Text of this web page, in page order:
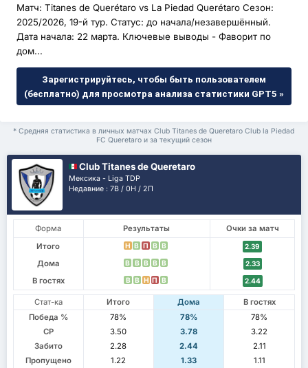
Матч: Titanes de Querétaro vs La Piedad Querétaro Сезон:
2025/2026, 19-й тур. Статус: до начала/незавершённый.
Дата начала: 22 марта. Ключевые выводы - Фаворит по
дом...
Зарегистрируйтесь, чтобы быть пользователем
(бесплатно) для просмотра анализа статистики GPT5 »
* Средняя статистика в личных матчах Club Titanes de Queretaro Club la Piedad
FC Queretaro и за текущий сезон
Club Titanes de Queretaro
Мексика - Liga TDP
Недавние : 7В / 0Н / 2П
Форма Результаты
Очки за матч
Итого
Н В П В В 2.39
Дома В В В В В 2.33
В гостях В В Н П В 2.44
Стат-ка Итого Дома
В гостях
Победа %
78% 78%
78%
СР
3.50 3.78
3.22
Забито
2.28 2.44
2.11
Пропущено
1.22 1.33
1.11